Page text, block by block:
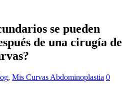
se pueden
de una cirugía de
, Mis Curvas Abdominoplastia 0